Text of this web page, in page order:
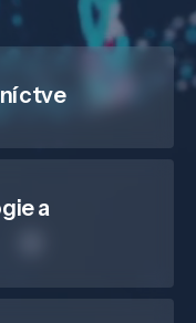
a